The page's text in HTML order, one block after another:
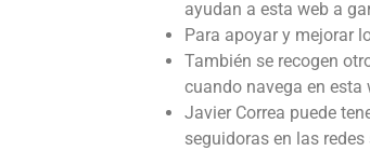
ayudan a esta web a
Para apoyar y mejorar
También se recogen
cuando navega en esta
Javier Correa puede
seguidoras en las